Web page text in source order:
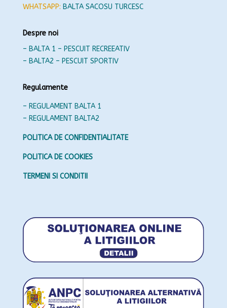
WHATSAPP: BALTA SACOSU TURCESC
Despre noi
– BALTA 1 – PESCUIT RECREEATIV
– BALTA2 – PESCUIT SPORTIV
Regulamente
– REGULAMENT BALTA 1
– REGULAMENT BALTA2
POLITICA DE CONFIDENTIALITATE
POLITICA DE COOKIES
TERMENI SI CONDITII